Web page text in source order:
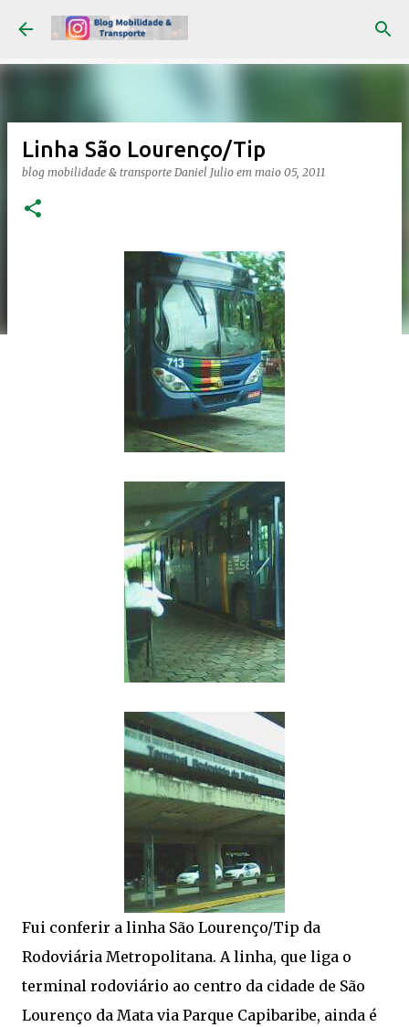
Pular para o conteúdo principal
Linha São Lourenço/Tip
blog mobilidade & transporte Daniel Julio em maio 05, 2011
Fui conferir a linha São Lourenço/Tip da
Rodoviária Metropolitana. A linha, que liga o
terminal rodoviário ao centro da cidade de São
Lourenço da Mata via Parque Capibaribe, ainda é